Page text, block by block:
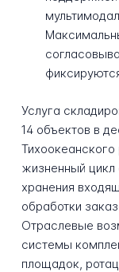
Услуга
14 объектов в
жизненный цикл
хранения
обработки
Отраслевые
системы
площадок,